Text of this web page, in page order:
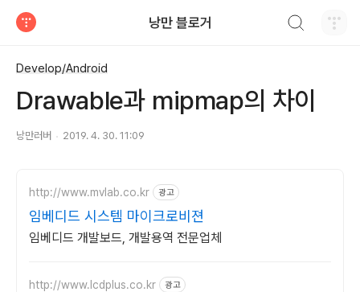
낭만 블로거
Develop/Android
Drawable과 mipmap의 차이
낭만러버 2019. 4. 30. 11:09
http://www.mvlab.co.kr 광고
임베디드 시스템 마이크로비젼
임베디드 개발보드, 개발용역 전문업체
http://www.lcdplus.co.kr 광고